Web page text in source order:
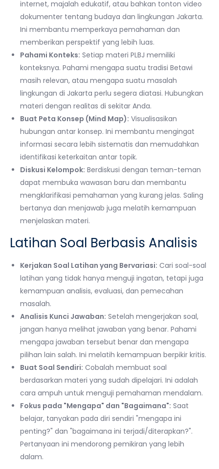
internet, majalah edukatif, atau bahkan tonton video
dokumenter tentang budaya dan lingkungan Jakarta.
Ini membantu memperkaya pemahaman dan
memberikan perspektif yang lebih luas.
Pahami Konteks: Setiap materi PLBJ memiliki
konteksnya. Pahami mengapa suatu tradisi Betawi
masih relevan, atau mengapa suatu masalah
lingkungan di Jakarta perlu segera diatasi. Hubungkan
materi dengan realitas di sekitar Anda.
Buat Peta Konsep (Mind Map): Visualisasikan
hubungan antar konsep. Ini membantu mengingat
informasi secara lebih sistematis dan memudahkan
identifikasi keterkaitan antar topik.
Diskusi Kelompok: Berdiskusi dengan teman-teman
dapat membuka wawasan baru dan membantu
mengklarifikasi pemahaman yang kurang jelas. Saling
bertanya dan menjawab juga melatih kemampuan
menjelaskan materi.
Latihan Soal Berbasis Analisis
Kerjakan Soal Latihan yang Bervariasi: Cari soal-soal
latihan yang tidak hanya menguji ingatan, tetapi juga
kemampuan analisis, evaluasi, dan pemecahan
masalah.
Analisis Kunci Jawaban: Setelah mengerjakan soal,
jangan hanya melihat jawaban yang benar. Pahami
mengapa jawaban tersebut benar dan mengapa
pilihan lain salah. Ini melatih kemampuan berpikir kritis.
Buat Soal Sendiri: Cobalah membuat soal
berdasarkan materi yang sudah dipelajari. Ini adalah
cara ampuh untuk menguji pemahaman mendalam.
Fokus pada "Mengapa" dan "Bagaimana": Saat
belajar, tanyakan pada diri sendiri "mengapa ini
penting?" dan "bagaimana ini terjadi/diterapkan?".
Pertanyaan ini mendorong pemikiran yang lebih
dalam.